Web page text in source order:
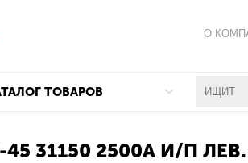
О
ТОВАРОВ
45 31150 2500А И/П ЛЕВ.